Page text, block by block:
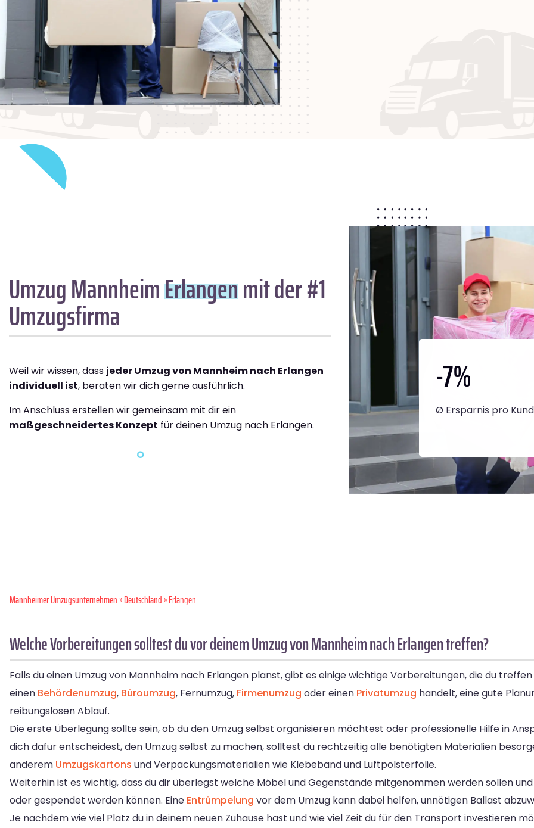
Umzug MannheimErlangenmit der #1
Umzugsfirma
Weil wir wissen, dass jeder Umzug von Mannheim nach Erlangen
individuell ist, beraten wir dich gerne ausführlich.
Im Anschluss erstellen wir gemeinsam mit dir ein
maßgeschneidertes Konzept für deinen Umzug nach Erlangen.
-7%
Ø Ersparnis pro
Mannheimer Umzugsunternehmen»Deutschland» Erlangen
Welche Vorbereitungen solltest du vor deinem Umzug von Mannheim nach Erlangen treffen?
Falls du einen Umzug von Mannheim nach Erlangen planst, gibt es einige wichtige Vorbereitungen, die du
einen Behördenumzug, Büroumzug, Fernumzug, Firmenumzug oder einen Privatumzug handelt, eine gute
reibungslosen Ablauf.
Die erste Überlegung sollte sein, ob du den Umzug selbst organisieren möchtest oder professionelle Hilfe in
dich dafür entscheidest, den Umzug selbst zu machen, solltest du rechtzeitig alle benötigten Materialien
anderem Umzugskartons und Verpackungsmaterialien wie Klebeband und Luftpolsterfolie.
Weiterhin ist es wichtig, dass du dir überlegst welche Möbel und Gegenstände mitgenommen werden sollen
oder gespendet werden können. Eine Entrümpelung vor dem Umzug kann dabei helfen, unnötigen Ballast
Je nachdem wie viel Platz du in deinem neuen Zuhause hast und wie viel Zeit du für den Transport investieren